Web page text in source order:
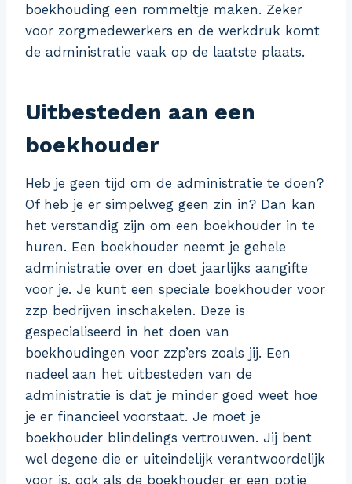
boekhouding een rommeltje maken. Zeker
voor zorgmedewerkers en de werkdruk komt
de administratie vaak op de laatste plaats.
Uitbesteden aan een
boekhouder
Heb je geen tijd om de administratie te doen?
Of heb je er simpelweg geen zin in? Dan kan
het verstandig zijn om een boekhouder in te
huren. Een boekhouder neemt je gehele
administratie over en doet jaarlijks aangifte
voor je. Je kunt een speciale boekhouder voor
zzp bedrijven inschakelen. Deze is
gespecialiseerd in het doen van
boekhoudingen voor zzp’ers zoals jij. Een
nadeel aan het uitbesteden van de
administratie is dat je minder goed weet hoe
je er financieel voorstaat. Je moet je
boekhouder blindelings vertrouwen. Jij bent
wel degene die er uiteindelijk verantwoordelijk
voor is, ook als de boekhouder er een potje